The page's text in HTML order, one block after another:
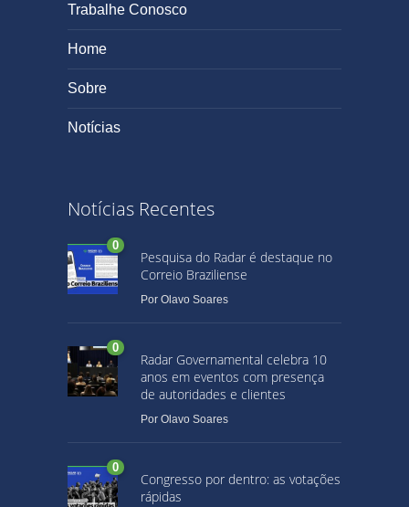
Trabalhe Conosco
Home
Sobre
Notícias
Notícias Recentes
0
Pesquisa do Radar é destaque no
Correio Braziliense
Por Olavo Soares
0
Radar Governamental celebra 10
anos em eventos com presença
de autoridades e clientes
Por Olavo Soares
0
Congresso por dentro: as votações
rápidas